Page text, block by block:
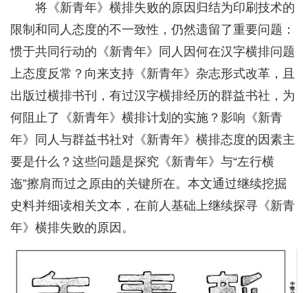
将《新青年》横排失败的原因归结为印刷技术的
限制和同人态度的不一致性，仍然遗留了重要问题：
惯于共同行动的《新青年》同人因何在汉字横排问题
上态度反常？向来支持《新青年》杂志形式改革，且
出版过横排书刊，有过汉字横排经历的群益书社，为
何阻止了《新青年》横排计划的实施？影响《新青
年》同人与群益书社对《新青年》横排态度的因素主
要是什么？这些问题是探究《新青年》与“左行横
迤”擦肩而过之原由的关键所在。本文通过继续挖掘
史料并细读相关文本，在前人基础上继续探寻《新青
年》横排失败的原因。